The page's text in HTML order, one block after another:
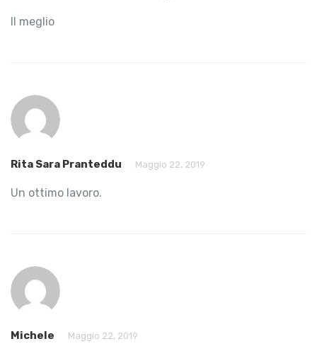
Il meglio
Rita Sara Pranteddu Maggio 22, 2019
Un ottimo lavoro.
Michele Maggio 22, 2019